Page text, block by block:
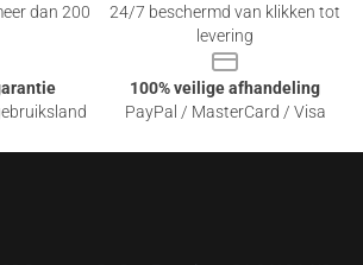
dan 200
24/7 beschermd van klikken tot
levering
100% veilige afhandeling
PayPal / MasterCard / Visa